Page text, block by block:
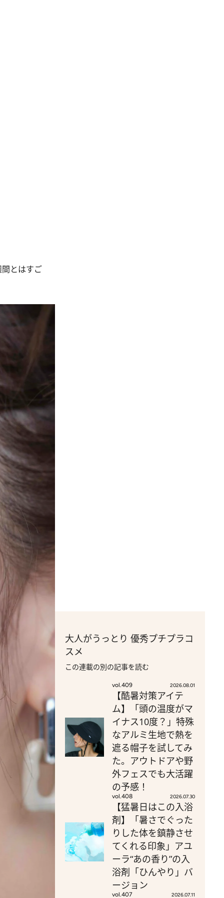
とはすご
大人がうっとり 優秀プチプラコ
スメ
この連載の別の記事を読む
vol.409 2026.08.01
【酷暑対策アイテ
ム】「頭の温度がマ
イナス10度？」特殊
なアルミ生地で熱を
遮る帽子を試してみ
た。アウトドアや野
外フェスでも大活躍
の予感！
vol.408 2026.07.30
【猛暑日はこの入浴
剤】「暑さでぐった
りした体を鎮静させ
てくれる印象」アユ
ーラ“あの香り”の入
浴剤「ひんやり」バ
ージョン
vol.407 2026.07.11